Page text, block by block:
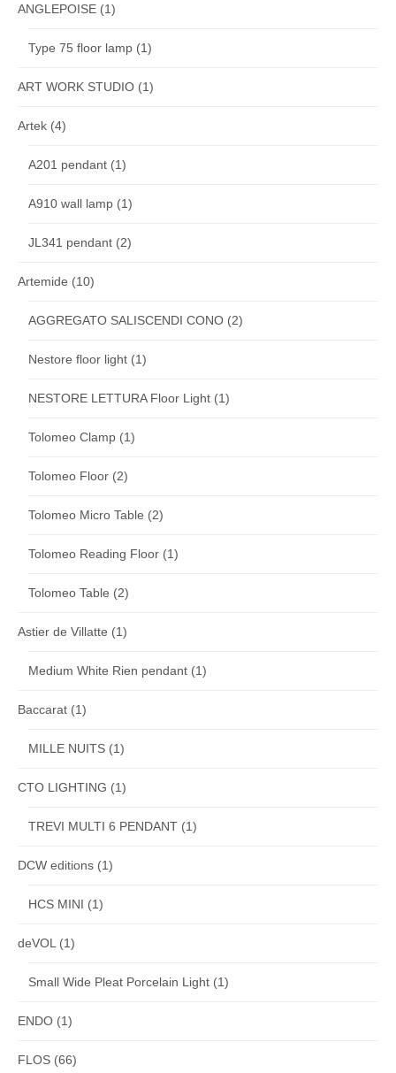
ANGLEPOISE (1)
Type 75 floor lamp (1)
ART WORK STUDIO (1)
Artek (4)
A201 pendant (1)
A910 wall lamp (1)
JL341 pendant (2)
Artemide (10)
AGGREGATO SALISCENDI CONO (2)
Nestore floor light (1)
NESTORE LETTURA Floor Light (1)
Tolomeo Clamp (1)
Tolomeo Floor (2)
Tolomeo Micro Table (2)
Tolomeo Reading Floor (1)
Tolomeo Table (2)
Astier de Villatte (1)
Medium White Rien pendant (1)
Baccarat (1)
MILLE NUITS (1)
CTO LIGHTING (1)
TREVI MULTI 6 PENDANT (1)
DCW editions (1)
HCS MINI (1)
deVOL (1)
Small Wide Pleat Porcelain Light (1)
ENDO (1)
FLOS (66)